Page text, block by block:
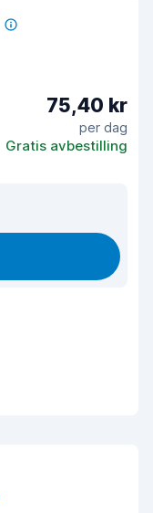
75,40 kr
per dag
Gratis avbestilling